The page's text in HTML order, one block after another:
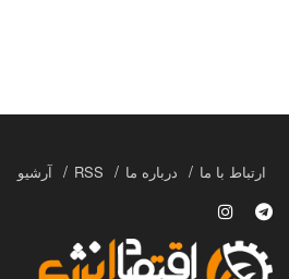
ارتباط با ما درباره ما RSS آرشیو